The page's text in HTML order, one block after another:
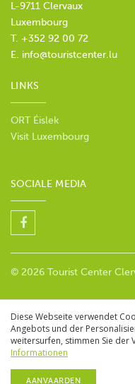
L-9711 Clervaux
Luxembourg
T. +352 92 00 72
E. info@touristcenter.lu
LINKS
ORT Éislek
Visit Luxembourg
SOCIALE MEDIA
© 2026 Tourist Center
Diese Webseite verwendet
Angebots und der
weitersurfen, stimmen Sie der
Informationen
AANVAARDEN